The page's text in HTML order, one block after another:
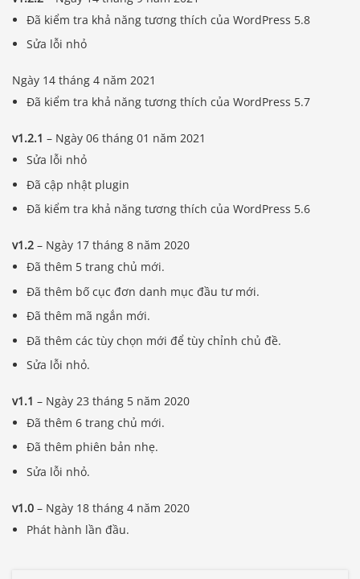
Đã kiểm tra khả năng tương thích của WordPress 5.8
Sửa lỗi nhỏ
Ngày 14 tháng 4 năm 2021
Đã kiểm tra khả năng tương thích của WordPress 5.7
v1.2.1 – Ngày 06 tháng 01 năm 2021
Sửa lỗi nhỏ
Đã cập nhật plugin
Đã kiểm tra khả năng tương thích của WordPress 5.6
v1.2 – Ngày 17 tháng 8 năm 2020
Đã thêm 5 trang chủ mới.
Đã thêm bố cục đơn danh mục đầu tư mới.
Đã thêm mã ngắn mới.
Đã thêm các tùy chọn mới để tùy chỉnh chủ đề.
Sửa lỗi nhỏ.
v1.1 – Ngày 23 tháng 5 năm 2020
Đã thêm 6 trang chủ mới.
Đã thêm phiên bản nhẹ.
Sửa lỗi nhỏ.
v1.0 – Ngày 18 tháng 4 năm 2020
Phát hành lần đầu.